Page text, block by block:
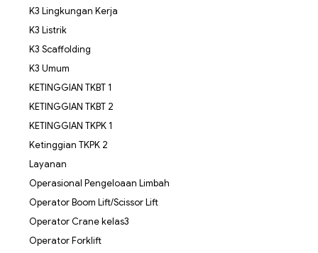
K3 Lingkungan Kerja
K3 Listrik
K3 Scaffolding
K3 Umum
KETINGGIAN TKBT 1
KETINGGIAN TKBT 2
KETINGGIAN TKPK 1
Ketinggian TKPK 2
Layanan
Operasional Pengeloaan Limbah
Operator Boom Lift/Scissor Lift
Operator Crane kelas3
Operator Forklift